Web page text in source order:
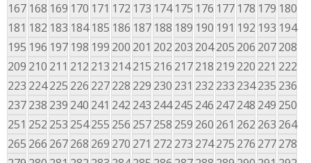
167 168 169 170 171 172 173 174 175 176 177 178 179 180
181 182 183 184 185 186 187 188 189 190 191 192 193 194
195 196 197 198 199 200 201 202 203 204205 206 207208
209 210 211 212 213 214215 216 217218 219 220 221 222
223 224225 226 227228 229 230 231 232 233 234235 236
237238 239 240 241 242 243 244245 246 247248 249 250
251 252 253 254255 256 257258 259 260 261 262 263 264
265 266 267268 269 270 271 272 273 274275 276 277278